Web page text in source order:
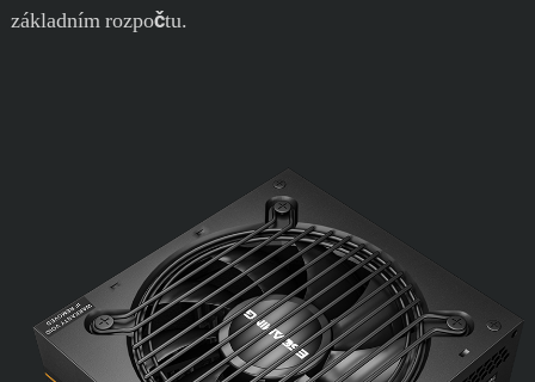
základním rozpočtu.